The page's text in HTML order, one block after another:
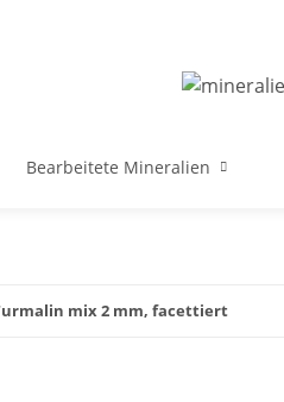
Bearbeitete Mineralien
mix 2 mm, facettiert